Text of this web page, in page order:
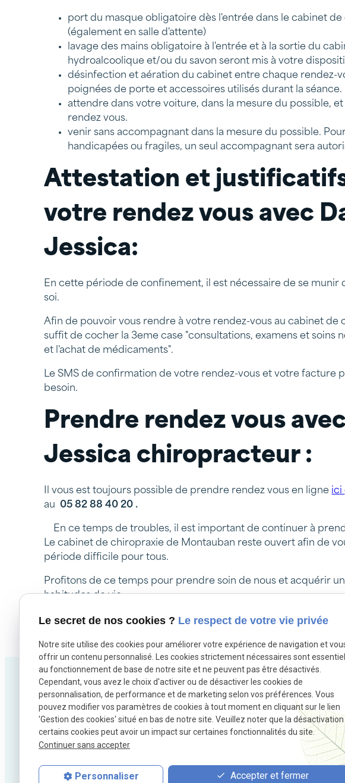
port du masque obligatoire dès l'entrée dans le cabinet
(également en salle d'attente)
lavage des mains obligatoire à l'entrée et à la sortie du
hydroalcoolique et/ou du savon seront mis à votre
désinfection et aération du cabinet entre chaque rendez-
poignées de porte et accessoires utilisés durant la séance.
attendre dans votre voiture, dans la mesure du possible,
rendez vous.
venir sans accompagnant dans la mesure du possible.
handicapées ou fragiles, un seul accompagnant sera
Attestation et
votre rendez vous avec
Jessica:
En cette période de confinement, il est nécessaire de se
soi.
Afin de pouvoir vous rendre à votre rendez-vous au cabinet de
suffit de cocher la 3eme case "consultations, examens et soins
et l'achat de médicaments".
Le SMS de confirmation de votre rendez-vous et votre facture
besoin.
Prendre rendez vous
Jessica chiropracteur :
Il vous est toujours possible de prendre rendez vous en ligne ici
au05 82 88 40 20 .
En ce temps de troubles, il est important de continuer à
Le cabinet de chiropraxie de Montauban reste ouvert afin de
période difficile pour tous.
Profitons de ce temps pour prendre soin de nous et acquérir
habitudes de vie.
Chiropracteur sportifsChiropracteur adultes
Le secret de nos cookies ? Le respect de votre vie privée
Notre site utilise des cookies pour améliorer votre expérience de navigation et
offrir un contenu personnalisé. Les cookies strictement nécessaires sont
au fonctionnement de base de notre site et ne peuvent pas être désactivés.
Cependant, vous avez le choix d'activer ou de désactiver les cookies de
personnalisation, de performance et de marketing selon vos préférences. Vous
pouvez modifier vos paramètres de cookies à tout moment en cliquant sur le lien
'Gestion des cookies' situé en bas de notre site. Veuillez noter que la
certains cookies peut avoir un impact sur certaines fonctionnalités du site.
Continuer sans accepter
Personnaliser Accepter et fermer